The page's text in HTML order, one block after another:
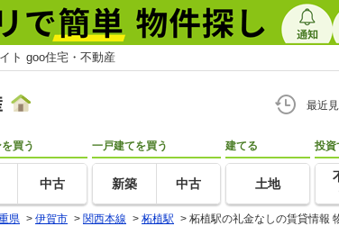
ト goo住宅・不動産
最近
買う
中古
一戸建てを買う
新築 中古
建てる
土地
投資
県 > 伊賀市 > 関西本線 > 柘植駅 > 柘植駅の礼金なしの賃貸情報